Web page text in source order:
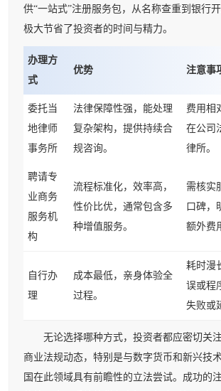
供“一站式”注册服务包，从名称查重到银行开
极大节省了投资者的时间与精力。
办理方
式
优势 注意事
委托当
地律师
事务所
法律保障性强，能处理
复杂架构，提供持续合
规咨询。
费用相
在公司
律所。
聘请专
业商务
服务机
构
流程标准化，效率高，
性价比优，通常包含多
种增值服务。
需核实
口碑，
额外费
自行办
理
成本最低，亲身体验全
过程。
耗时漫
误或程
失败或
无论选择哪种方式，投资者都应密切关
商业法规动态，特别是与数字货币和新兴技
国在此领域具有前瞻性的立法尝试。成功的